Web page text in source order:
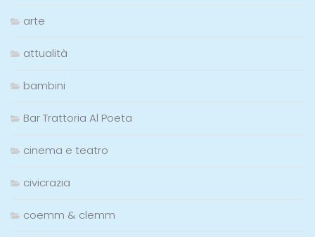
arte
attualità
bambini
Bar Trattoria Al Poeta
cinema e teatro
civicrazia
coemm & clemm